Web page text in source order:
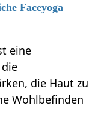
Faceyoga
eine
die Haut zu
Wohlbefinden